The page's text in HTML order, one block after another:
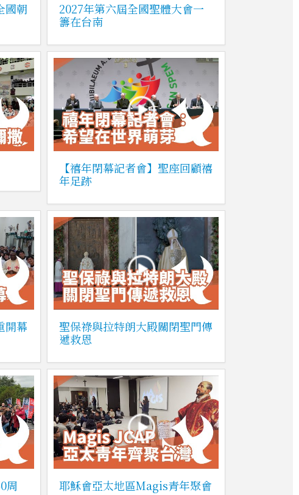
國朝
2027年第六屆全國聖體大會一
籌在台南
【禧年閉幕記者會】聖座回顧禧
年足跡
開幕
聖保祿與拉特朗大殿關閉聖門傳
遞救恩
周
耶穌會亞太地區Magis青年聚會